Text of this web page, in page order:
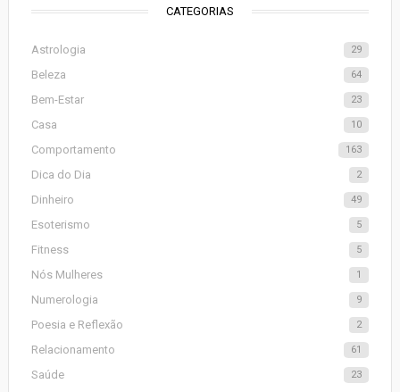
CATEGORIAS
Astrologia 29
Beleza 64
Bem-Estar 23
Casa 10
Comportamento 163
Dica do Dia 2
Dinheiro 49
Esoterismo 5
Fitness 5
Nós Mulheres 1
Numerologia 9
Poesia e Reflexão 2
Relacionamento 61
Saúde 23